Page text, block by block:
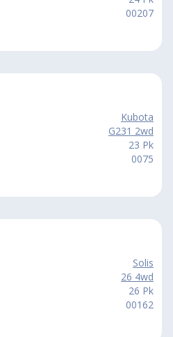
00207
Kubota
G231 2wd
23 Pk
0075
Solis
26 4wd
26 Pk
00162